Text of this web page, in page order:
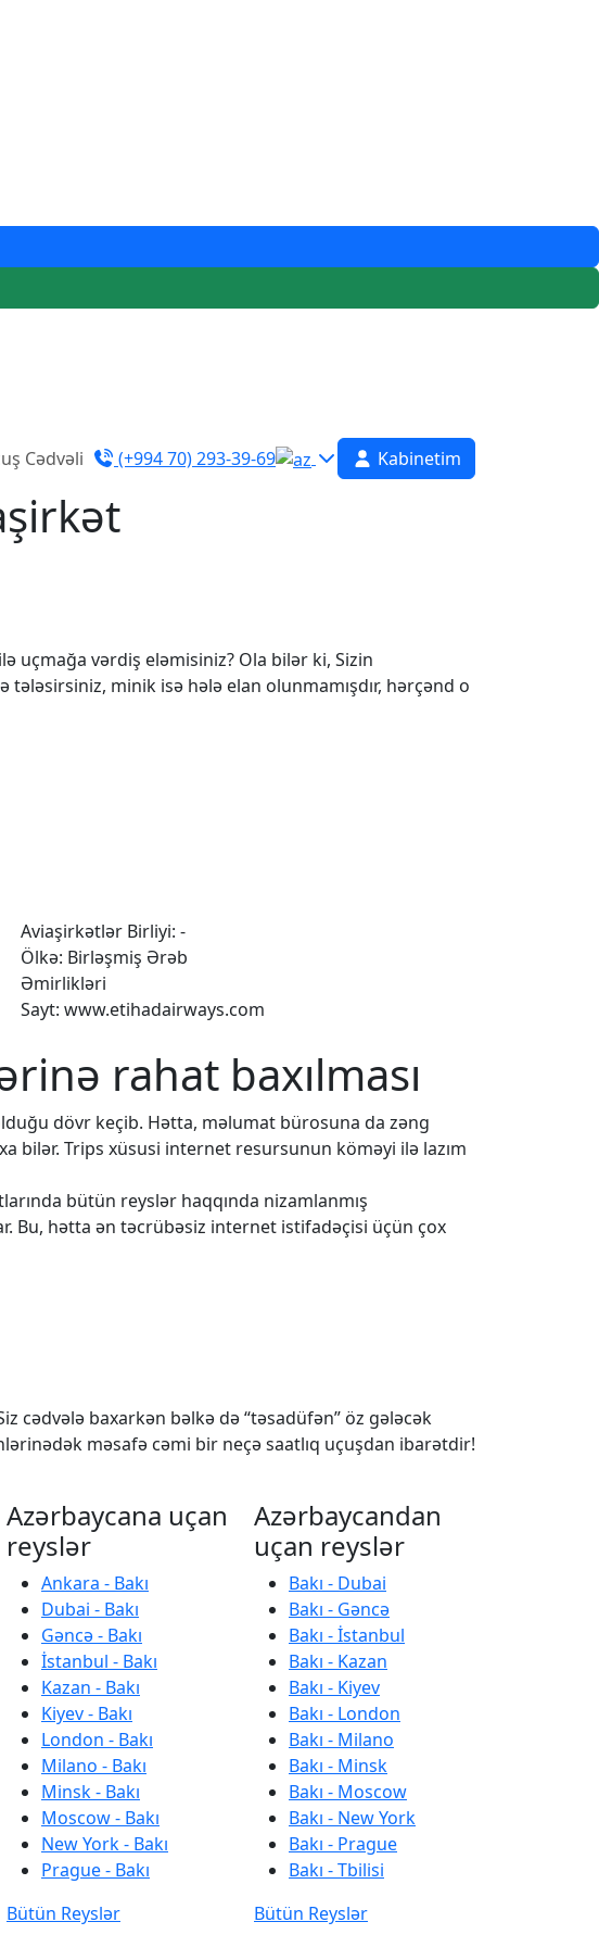
Cədvəli (+994 70) 293-39-69 Kabinetim
uçmağa vərdiş eləmisiniz? Ola bilər ki, Sizin
minik isə hələ elan olunmamışdır, hərçənd o
Aviaşirkətlər Birliyi: -
Ölkə: Birləşmiş Ərəb
Əmirlikləri
Sayt: www.etihadairways.com
rahat baxılması
dövr keçib. Hətta, məlumat bürosuna da zəng
bilər. Trips xüsusi internet resursunun köməyi ilə lazım
bütün reyslər haqqında nizamlanmış
Bu, hətta ən təcrübəsiz internet istifadəçisi üçün çox
cədvələ baxarkən bəlkə də “təsadüfən” öz gələcək
məsafə cəmi bir neçə saatlıq uçuşdan ibarətdir!
Azərbaycana uçan
reyslər
Ankara - Bakı
Dubai - Bakı
Gəncə - Bakı
İstanbul - Bakı
Kazan - Bakı
Kiyev - Bakı
London - Bakı
Milano - Bakı
Minsk - Bakı
Moscow - Bakı
New York - Bakı
Prague - Bakı
Bütün Reyslər
Azərbaycandan
uçan reyslər
Bakı - Dubai
Bakı - Gəncə
Bakı - İstanbul
Bakı - Kazan
Bakı - Kiyev
Bakı - London
Bakı - Milano
Bakı - Minsk
Bakı - Moscow
Bakı - New York
Bakı - Prague
Bakı - Tbilisi
Bütün Reyslər